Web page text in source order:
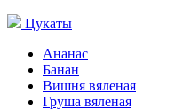
Цукаты
Ананас
Банан
Вишня вяленая
Груша вяленая